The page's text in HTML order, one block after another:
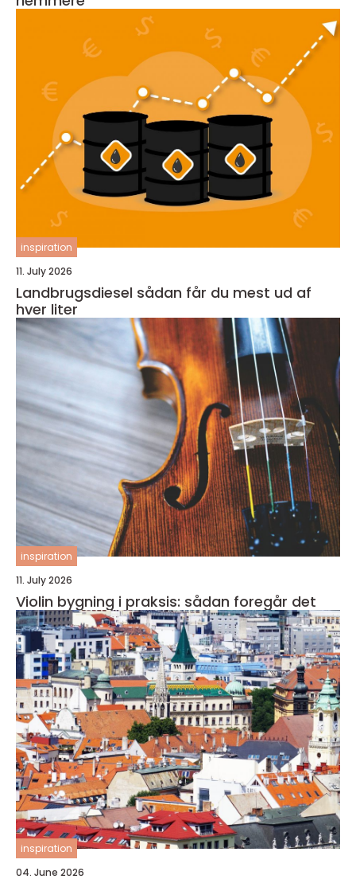
inspiration
11. July 2026
Landbrugsdiesel sådan får du mest ud af
hver liter
inspiration
11. July 2026
Violin bygning i praksis: sådan foregår det
inspiration
04. June 2026